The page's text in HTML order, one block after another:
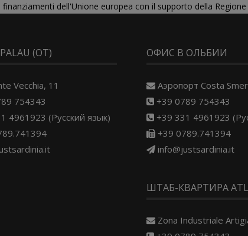
dell'Unione europea con il supporto della
(OT)
Vecchia, 11
754343
4961923 (Русский язык)
ОФИС В ОЛЬБИИ
Aэропорт Costa
+39 0789 754343
+39 331 4961923
+39 0789.741394
info@justsardinia.it
ШТАБ-КВАРТИРА
Zona Industriale